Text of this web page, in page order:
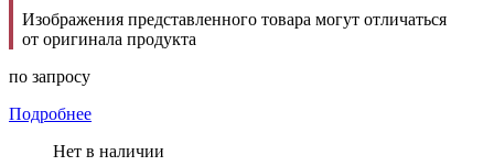
Изображения представленного товара могут отличаться
от оригинала продукта
по запросу
Подробнее
Нет в наличии